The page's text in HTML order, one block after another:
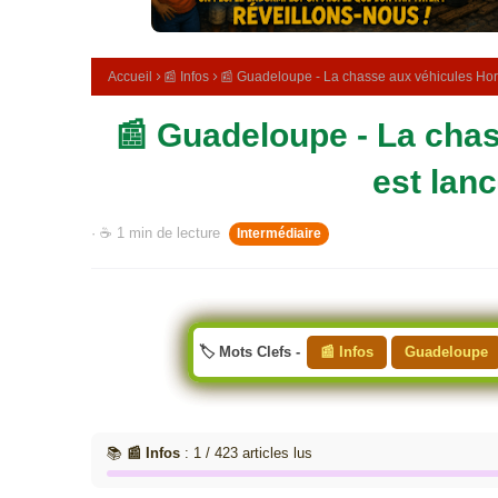
i
i
n
Accueil 📰 Infos 📰 Guadeloupe - La chasse aux véhicules
📰 Guadeloupe - La
est
· ☕ 1 min de lecture Intermédiaire
🏷️ Mots Clefs - 📰 Infos Guadeloupe
📚 📰 Infos : 1 / 423 articles lus